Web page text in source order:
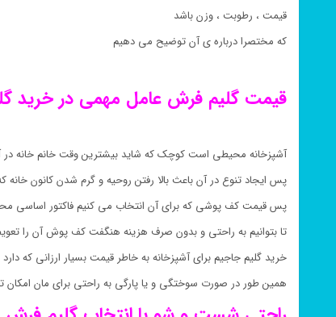
قیمت ، رطوبت ، وزن باشد
که مختصرا درباره ی آن توضیح می دهیم
قیمت گلیم فرش عامل مهمی در خرید
آشپزخانه محیطی است کوچک که شاید بیشترین وقت خانم خانه
پس ایجاد تنوع در آن باعث بالا رفتن روحیه و گرم شدن کانون
پس قیمت کف پوشی که برای آن انتخاب می کنیم فاکتور اساسی
تا بتوانیم به راحتی و بدون صرف هزینه هنگفت کف پوش آن را
خرید گلیم جاجیم برای آشپزخانه به خاطر قیمت بسیار ارزانی که
همین طور در صورت سوختگی و یا پارگی به راحتی برای مان